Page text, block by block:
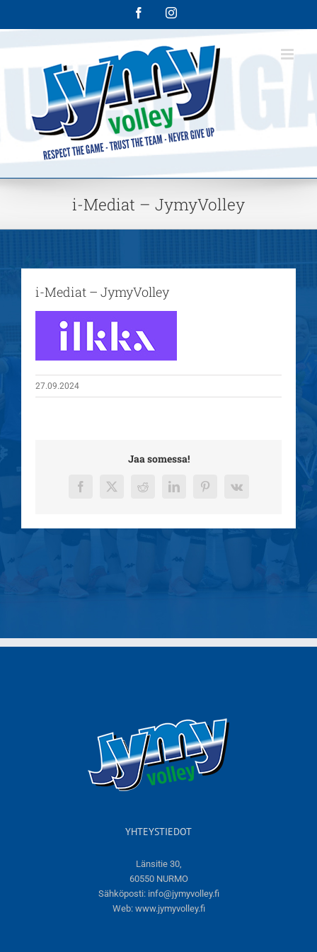
FacebookInstagram
i-Mediat – JymyVolley
i-Mediat – JymyVolley
27.09.2024
Jaa somessa!
Facebook
X RedditLinkedInPinterest
Vk
YHTEYSTIEDOT
Länsitie 30,
60550 NURMO
Sähköposti: info@jymyvolley.fi
Web: www.jymyvolley.fi